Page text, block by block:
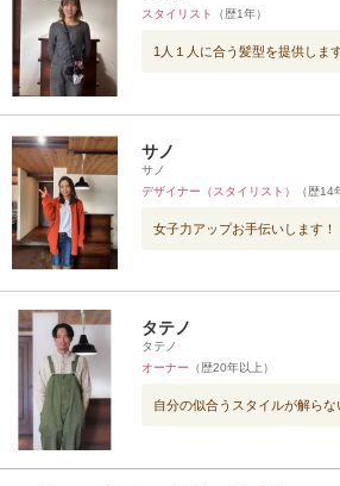
スタイリスト
（歴1年）
1人１人に合う髪型を提供しま
サノ
サノ
デザイナー（スタイリスト）
（歴14
女子力アップお手伝いします！
タテノ
タテノ
オーナー （歴20年以上）
自分の似合うスタイルが解らな